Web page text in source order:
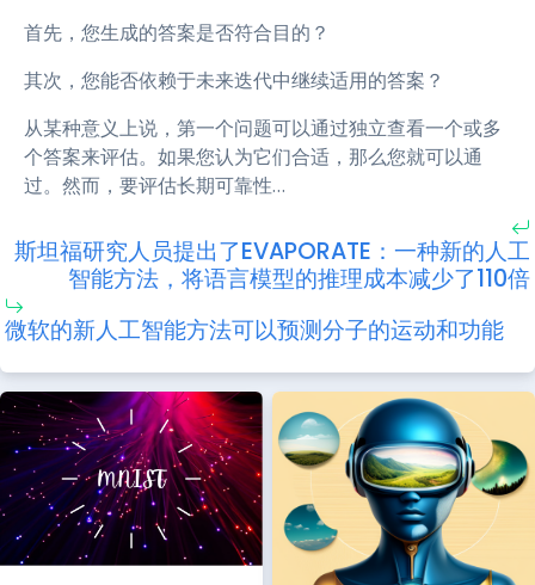
首先，您生成的答案是否符合目的？
其次，您能否依赖于未来迭代中继续适用的答案？
从某种意义上说，第一个问题可以通过独立查看一个或多
个答案来评估。如果您认为它们合适，那么您就可以通
过。然而，要评估长期可靠性…
斯坦福研究人员提出了EVAPORATE：一种新的人工
智能方法，将语言模型的推理成本减少了110倍
微软的新人工智能方法可以预测分子的运动和功能